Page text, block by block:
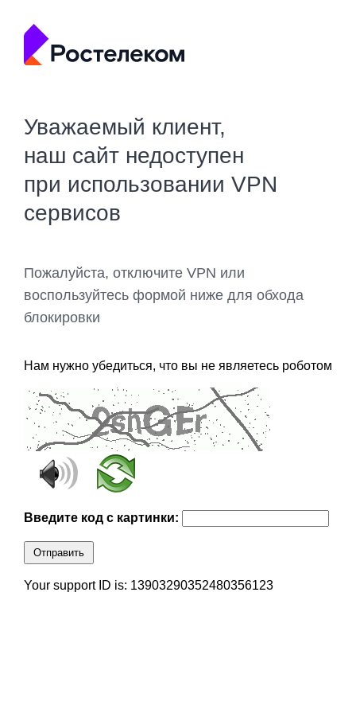
Уважаемый клиент,
наш сайт недоступен
при использовании VPN
сервисов
Пожалуйста, отключите VPN или
воспользуйтесь формой ниже для обхода
блокировки
Нам нужно убедиться, что вы не являетесь роботом
Введите код с картинки:
Отправить
Your support ID is: 13903290352480356123